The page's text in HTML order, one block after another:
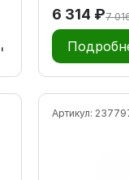
6 314 ₽7
Артикул: